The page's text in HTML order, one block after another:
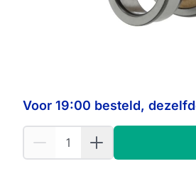
Voor 19:00 besteld,